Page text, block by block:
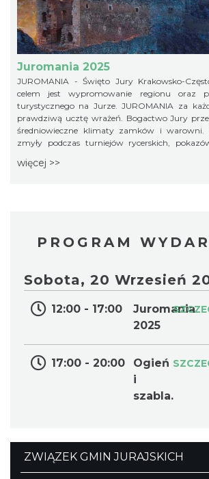
Podzamcze
8.07 km
8.07 km
Podzamcze
Juromania 2025
JUROMANIA - Święto Jury Krakowsko-
celem jest wypromowanie regionu oraz
turystycznego na Jurze. JUROMANIA za każdym razem szykuje
prawdziwą ucztę wrażeń. Bogactwo Jury
średniowieczne klimaty zamków i warowni.
zmyły podczas turniejów rycerskich,
edukacyjnych. Dla aktywnych czekają
więcej >>
PROGRAM
Sobota, 20 Wrzesień
12:00 - 17:00
Juromania
2025
17:00 - 20:00
Ogień
i
szabla.
ZWIĄZEK GMIN JURAJSKICH